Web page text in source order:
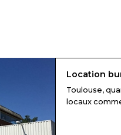
Location
Toulouse,
locaux